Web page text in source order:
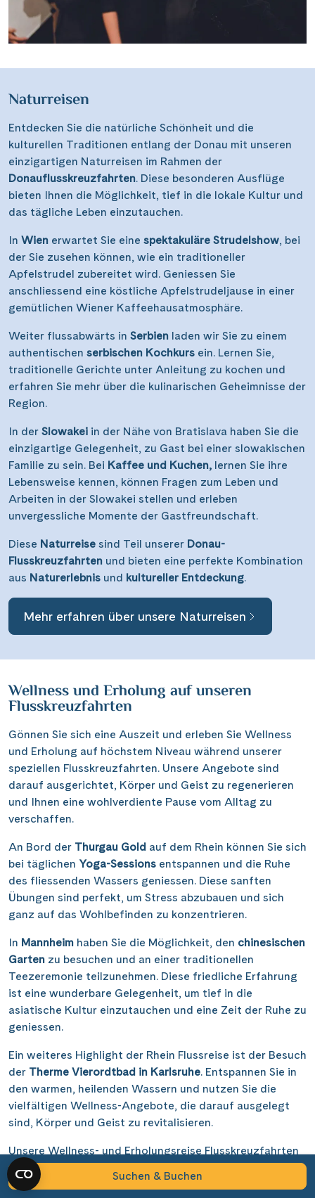
Naturreisen
Entdecken Sie die natürliche Schönheit und die
kulturellen Traditionen entlang der Donau mit unseren
einzigartigen Naturreisen im Rahmen der
Donauflusskreuzfahrten. Diese besonderen Ausflüge
bieten Ihnen die Möglichkeit, tief in die lokale Kultur und
das tägliche Leben einzutauchen.
In Wien erwartet Sie eine spektakuläre Strudelshow, bei
der Sie zusehen können, wie ein traditioneller
Apfelstrudel zubereitet wird. Geniessen Sie
anschliessend eine köstliche Apfelstrudeljause in einer
gemütlichen Wiener Kaffeehausatmosphäre.
Weiter flussabwärts in Serbien laden wir Sie zu einem
authentischen serbischen Kochkurs ein. Lernen Sie,
traditionelle Gerichte unter Anleitung zu kochen und
erfahren Sie mehr über die kulinarischen Geheimnisse der
Region.
In der Slowakei in der Nähe von Bratislava haben Sie die
einzigartige Gelegenheit, zu Gast bei einer slowakischen
Familie zu sein. Bei Kaffee und Kuchen, lernen Sie ihre
Lebensweise kennen, können Fragen zum Leben und
Arbeiten in der Slowakei stellen und erleben
unvergessliche Momente der Gastfreundschaft.
Diese Naturreise sind Teil unserer Donau-
Flusskreuzfahrten und bieten eine perfekte Kombination
aus Naturerlebnis und kultureller Entdeckung.
Mehr erfahren über unsere Naturreisen
Wellness und Erholung auf unseren
Flusskreuzfahrten
Gönnen Sie sich eine Auszeit und erleben Sie Wellness
und Erholung auf höchstem Niveau während unserer
speziellen Flusskreuzfahrten. Unsere Angebote sind
darauf ausgerichtet, Körper und Geist zu regenerieren
und Ihnen eine wohlverdiente Pause vom Alltag zu
verschaffen.
An Bord der Thurgau Gold auf dem Rhein können Sie sich
bei täglichen Yoga-Sessions entspannen und die Ruhe
des fliessenden Wassers geniessen. Diese sanften
Übungen sind perfekt, um Stress abzubauen und sich
ganz auf das Wohlbefinden zu konzentrieren.
In Mannheim haben Sie die Möglichkeit, den chinesischen
Garten zu besuchen und an einer traditionellen
Teezeremonie teilzunehmen. Diese friedliche Erfahrung
ist eine wunderbare Gelegenheit, um tief in die
asiatische Kultur einzutauchen und eine Zeit der Ruhe zu
geniessen.
Ein weiteres Highlight der Rhein Flussreise ist der Besuch
der Therme Vierordtbad in Karlsruhe. Entspannen Sie in
den warmen, heilenden Wassern und nutzen Sie die
vielfältigen Wellness-Angebote, die darauf ausgelegt
sind, Körper und Geist zu revitalisieren.
Unsere Wellness- und Erholungsreise Flusskreuzfahrten
bieten eine perfekte Mischung aus entspannenden
Aktivitäten und kulturellen Ausflügen, um Ihnen ein
Nächste Reisedaten
25 November 2027
1 Dezember 2027
4 Dezember 2027
7 Dezember 2027
13 Dezember 2027
16 Dezember 2027
Verfügbar Auf Anfrage Ausgebucht
Nächste Reisedaten
5 Dezember 2027
Verfügbar Auf Anfrage Ausgebucht
Nächste Reisedaten
29 November 2027
3 Dezember 2027
7 Dezember 2027
11 Dezember 2027
15 Dezember 2027
Verfügbar Auf Anfrage Ausgebucht
Suchen & Buchen
Suchen & Buchen
Reisezeitraum·Reisedauer
Alle Gewässer
Alle Schiffe
Reisethema
Reiseart
Abfahrtshafen